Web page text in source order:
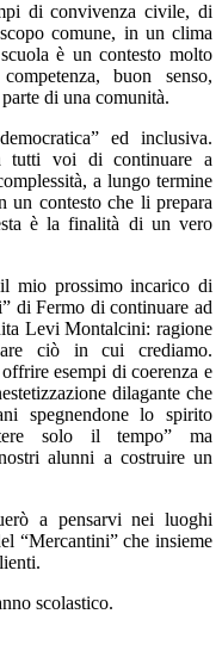
di convivenza civile, di
comune, in un clima
è un contesto molto
buon senso,
di una comunità.
ed inclusiva.
tutti voi di continuare a
a lungo termine
un contesto che li prepara
è la finalità di un vero
mio prossimo incarico di
di Fermo di continuare ad
Levi Montalcini: ragione
ciò in cui crediamo.
esempi di coerenza e
dilagante che
spegnendone lo spirito
solo il tempo” ma
alunni a costruire un
a pensarvi nei luoghi
“Mercantini” che insieme
scolastico.